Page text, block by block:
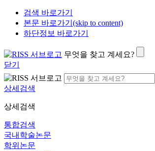
검색 바로가기
본문 바로가기(skip to content)
하단정보 바로가기
무엇을 찾고 계세요?
닫기
상세검색
상세검색
통합검색
국내학술논문
학위논문